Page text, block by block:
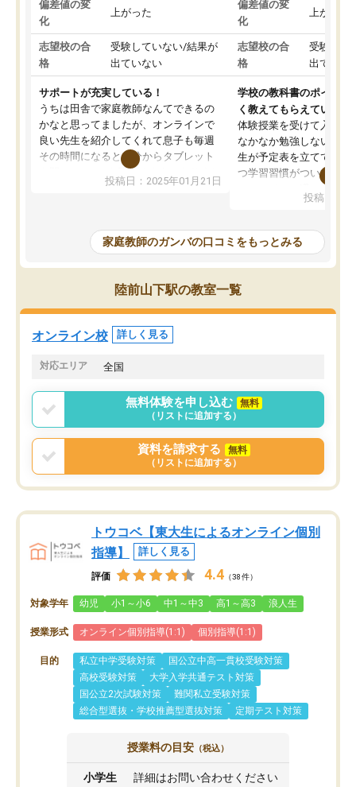
偏差値の変
化
上がった
志望校の合
格
受験していない/結果が
出ていない
サポートが充実している！
うちは田舎で家庭教師なんてできるの
かなと思ってましたが、オンラインで
良い先生を紹介してくれて息子も毎週
その時間になると自分からタブレット
を開いてzoomを繋げるようになりまし
た！5科目なんでもOKなのもとても気
めて1年ほどだった今では平均点以上の
科目が増えてきました！あと1年受験ま
であるので無料の週末教室を使用しな
がら頑張って欲しいと思います！
投稿日：2025年01月21日
偏差値の変
化
上がった
志望校の合
格
受験して
出ていな
学校の教科書のポイント
く教えてもらえている
体験授業を受けて入塾し
なかなか勉強しない息子
生が予定表を立ててくれ
つ学習習慣がついてきま
指導が無い日も予定表
問できるのでとても助か
投稿日：
家庭教師のガンバの口コミをもっとみる
陸前山下駅の教室一覧
オンライン校 詳しく見る
対応エリア 全国
無料体験を申し込む
無料
（リストに追加する）
資料を請求する
無料
（リストに追加する）
トウコベ【東大生によるオンライン個別
指導】
詳しく見る
評価 4.4 （38件）
対象学年 幼児 小1～小6 中1～中3 高1～高3 浪人生
授業形式 オンライン個別指導(1:1) 個別指導(1:1)
目的 私立中学受験対策
国公立中高一貫校受験対策
高校受験対策
大学入学共通テスト対策
国公立2次試験対策
難関私立受験対策
総合型選抜・学校推薦型選抜対策
定期テスト対策
授業料の目安 （税込）
小学生 詳細はお問い合わせください